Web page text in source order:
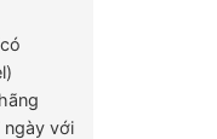
ngày với